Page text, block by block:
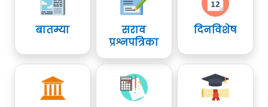
बातम्या
सराव
प्रश्नपत्रिका
दिनविशेष